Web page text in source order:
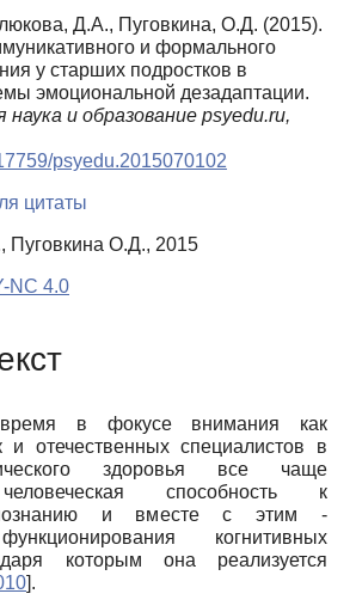
Д.А., Пуговкина, О.Д. (2015).
и формального
у старших подростков в
эмоциональной дезадаптации.
наука и образование psyedu.ru,
psyedu.2015070102
цитаты
О.Д., 2015
NC 4.0
в фокусе внимания как
и отечественных специалистов в
здоровья все чаще
способность к
познанию и вместе с этим -
когнитивных
которым она реализуется
].